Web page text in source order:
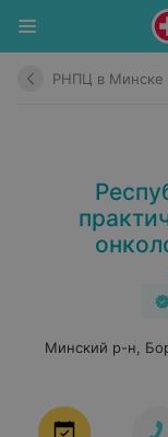
РНПЦ в Минске
Минский р-н,